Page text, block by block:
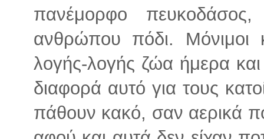
πανέμορφο
ανθρώπου πόδι. Μόνιμοι
λογής-λογής ζώα ήμερα και
διαφορά αυτό για τους
πάθουν κακό, σαν αερικά